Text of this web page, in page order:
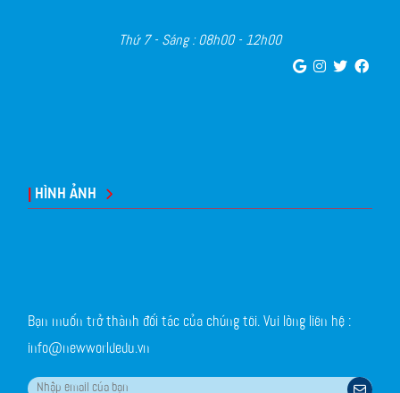
Thứ 7 - Sáng : 08h00 - 12h00
HÌNH ẢNH
Bạn muốn trở thành đối tác của chúng tôi. Vui lòng liên hệ :
info@newworldedu.vn